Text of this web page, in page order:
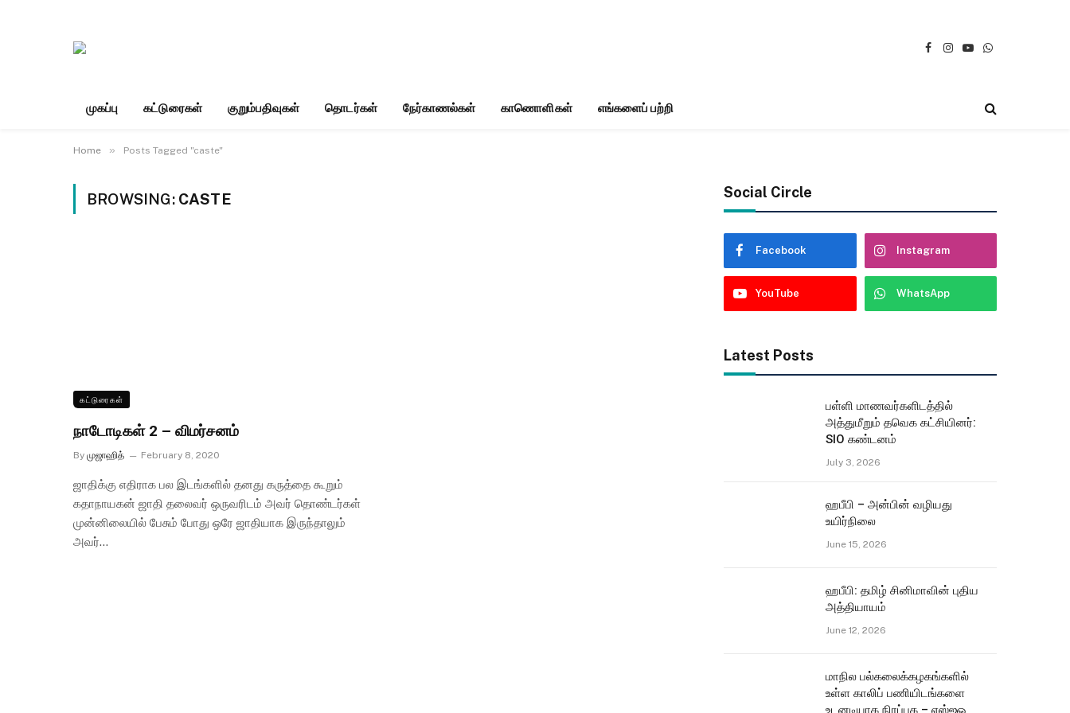
Facebook
Instagram
YouTubeWhatsApp
முகப்பு கட்டுரைகள் குறும்பதிவுகள் தொடர்கள் நேர்காணல்கள் காணொளிகள் எங்களைப் பற்றி
Home » Posts Tagged "caste"
BROWSING: CASTE
கட்டுரைகள்
நாடோடிகள் 2 – விமர்சனம்
By முஜாஹித் February 8, 2020
ஜாதிக்கு எதிராக பல இடங்களில் தனது கருத்தை கூறும்
கதாநாயகன் ஜாதி தலைவர் ஒருவரிடம் அவர் தொண்டர்கள்
முன்னிலையில் பேசும் போது ஒரே ஜாதியாக இருந்தாலும்
அவர்…
Social Circle
Facebook Instagram
YouTube WhatsApp
Latest Posts
பள்ளி மாணவர்களிடத்தில்
அத்துமீறும் தவெக கட்சியினர்:
SIO கண்டனம்
July 3, 2026
ஹபீபி – அன்பின் வழியது
உயிர்நிலை
June 15, 2026
ஹபீபி: தமிழ் சினிமாவின் புதிய
அத்தியாயம்
June 12, 2026
மாநில பல்கலைக்கழகங்களில்
உள்ள காலிப் பணியிடங்களை
உடனடியாக நிரப்புக – எஸ்ஐஓ